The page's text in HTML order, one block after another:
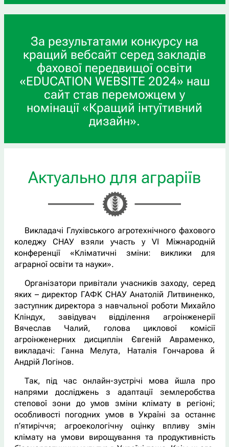
За результатами конкурсу на
кращий вебсайт серед закладів
фахової передвищої освіти
«EDUCATION WEBSITE 2024» наш
сайт став переможцем у
номінації «Кращий інтуїтивний
дизайн».
Актуально для аграріїв
Викладачі Глухівського агротехнічного фахового
коледжу СНАУ взяли участь у VI Міжнародній
конференції «Кліматичні зміни: виклики для
аграрної освіти та науки».
Організатори привітали учасників заходу, серед
яких – директор ГАФК СНАУ Анатолій Литвиненко,
заступник директора з навчальної роботи Михайло
Кліндух, завідувач відділення агроінженерії
Вячеслав Чалий, голова циклової комісії
агроінженерних дисциплін Євгеній Авраменко,
викладачі: Ганна Мелута, Наталія Гончарова й
Андрій Логінов.
Так, під час онлайн-зустрічі мова йшла про
напрями досліджень з адаптації землеробства
степової зони до умов зміни клімату в регіоні;
особливості погодних умов в Україні за останнє
п’ятиріччя; агроекологічну оцінку впливу змін
клімату на умови вирощування та продуктивність